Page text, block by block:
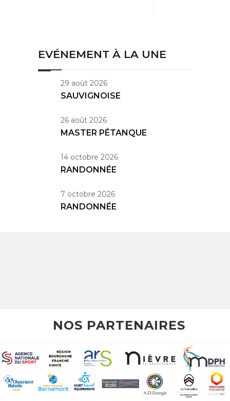
EVÉNEMENT À LA UNE
29 août 2026
SAUVIGNOISE
26 août 2026
MASTER PÉTANQUE
14 octobre 2026
RANDONNÉE
7 octobre 2026
RANDONNÉE
NOS PARTENAIRES